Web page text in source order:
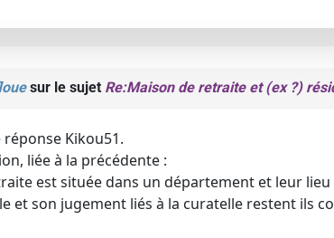
sur le sujet Re:Maison de retraite et (ex ?)
Kikou51.
liée à la précédente :
est située dans un département et leur
et son jugement liés à la curatelle restent ils